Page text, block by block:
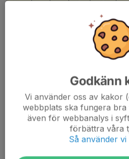
Här kommer arbetspass för hösten
sköter ni det själva. det är erateget
ARBETSPASS
Rutin hemmamatcher
Läs mer
Godkänn
Vi använder oss av kakor
webbplats ska fungera bra
även för webbanalys i
förbättra våra
Så använder vi